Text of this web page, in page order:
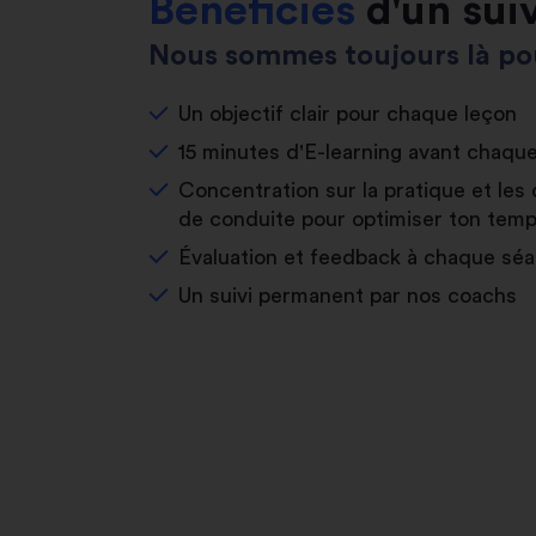
Bénéficies d'un
Nous sommes toujours là
Un objectif clair pour chaque leçon
15 minutes d'E-learning avant
Concentration sur la pratique et
de conduite pour optimiser ton
Évaluation et feedback à chaque
Un suivi permanent par nos coachs